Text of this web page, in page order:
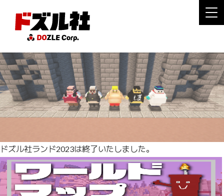
ドズル社ランド2023は終了いたしました。